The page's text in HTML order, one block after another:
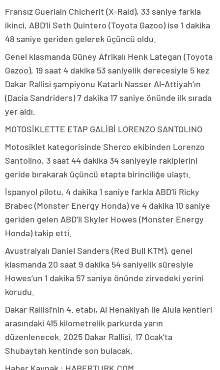
Fransız Guerlain Chicherit (X-Raid), 33 saniye farkla
ikinci, ABD’li Seth Quintero (Toyota Gazoo) ise 1 dakika
48 saniye geriden gelerek üçüncü oldu.
Genel klasmanda Güney Afrikalı Henk Lategan (Toyota
Gazoo), 19 saat 4 dakika 53 saniyelik derecesiyle 5 kez
Dakar Rallisi şampiyonu Katarlı Nasser Al-Attiyah’ın
(Dacia Sandriders) 7 dakika 17 saniye önünde ilk sırada
yer aldı.
MOTOSİKLETTE ETAP GALİBİ LORENZO SANTOLINO
Motosiklet kategorisinde Sherco ekibinden Lorenzo
Santolino, 3 saat 44 dakika 34 saniyeyle rakiplerini
geride bırakarak üçüncü etapta birinciliğe ulaştı.
İspanyol pilotu, 4 dakika 1 saniye farkla ABD’li Ricky
Brabec (Monster Energy Honda) ve 4 dakika 10 saniye
geriden gelen ABD’li Skyler Howes (Monster Energy
Honda) takip etti.
Avustralyalı Daniel Sanders (Red Bull KTM), genel
klasmanda 20 saat 9 dakika 54 saniyelik süresiyle
Howes’un 1 dakika 57 saniye önünde zirvedeki yerini
korudu.
Dakar Rallisi’nin 4. etabı, Al Henakiyah ile Alula kentleri
arasındaki 415 kilometrelik parkurda yarın
düzenlenecek. 2025 Dakar Rallisi, 17 Ocak’ta
Shubaytah kentinde son bulacak.